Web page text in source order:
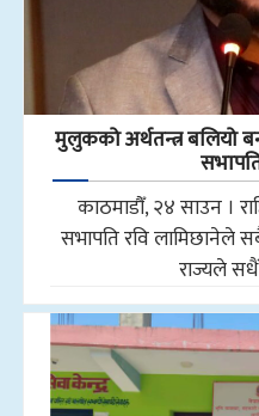
मुलुकको अर्थतन्त्र बलियो
काठमाडौँ, २४ साउन ।
सभापति रवि लामिछानेले
राज्यले सधैं